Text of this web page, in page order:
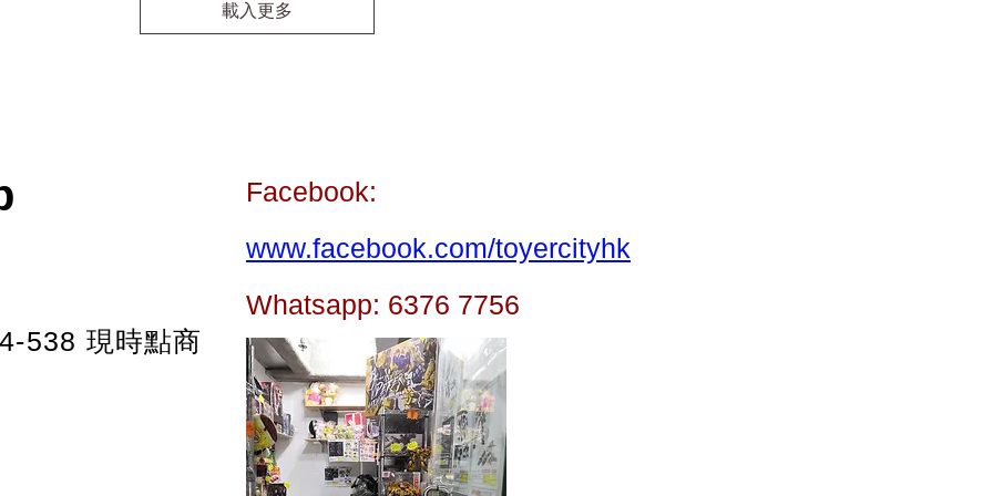
載入更多
538 現時點商
Facebook:
www.facebook.com/toyercityhk
Whatsapp: 6376 7756